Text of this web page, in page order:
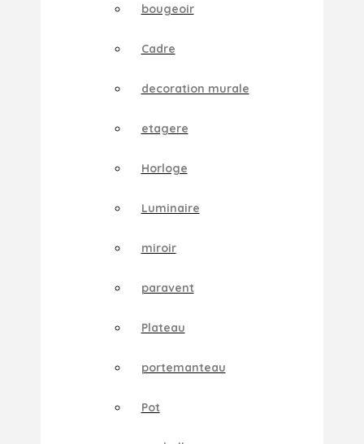
bougeoir
Cadre
decoration murale
etagere
Horloge
Luminaire
miroir
paravent
Plateau
portemanteau
Pot